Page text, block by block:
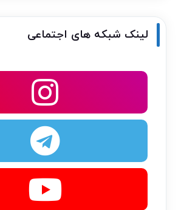
لینک شبکه های اجتماعی